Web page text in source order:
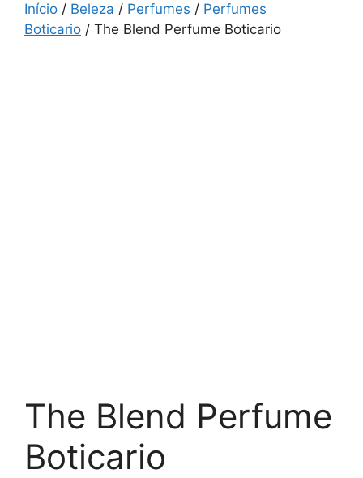
Início / Beleza / Perfumes / Perfumes
Boticario / The Blend Perfume Boticario
The Blend Perfume
Boticario